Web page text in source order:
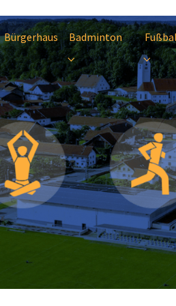
Bürgerhaus Badminton
Submenu for